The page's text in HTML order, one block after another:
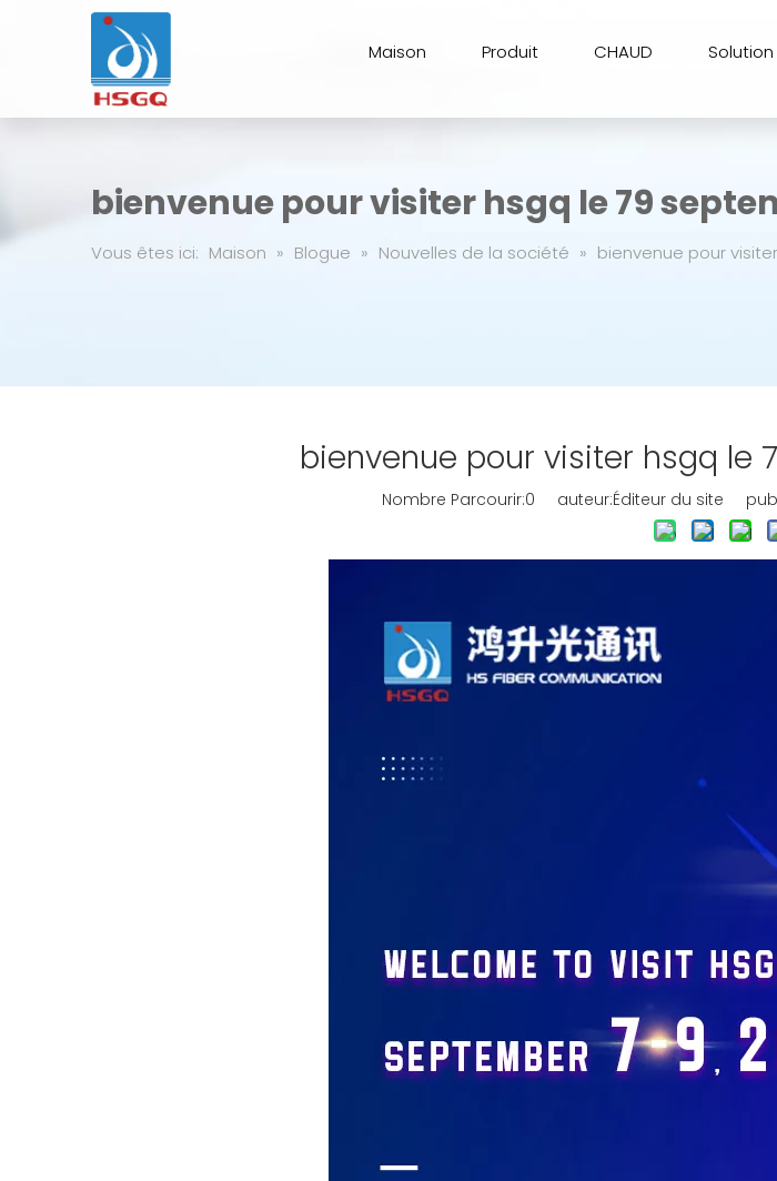
Maison Produit CHAUD Solution
bienvenue pour visiter hsgq le 79
Vous êtes ici: Maison » Blogue » Nouvelles de la société » bienvenue pour
bienvenue pour visiter hsgq le
Nombre Parcourir:0 auteur:Éditeur du site